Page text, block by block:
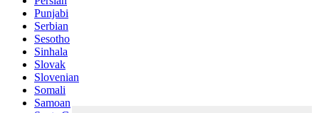
Punjabi
Serbian
Sesotho
Sinhala
Slovak
Slovenian
Somali
Samoan